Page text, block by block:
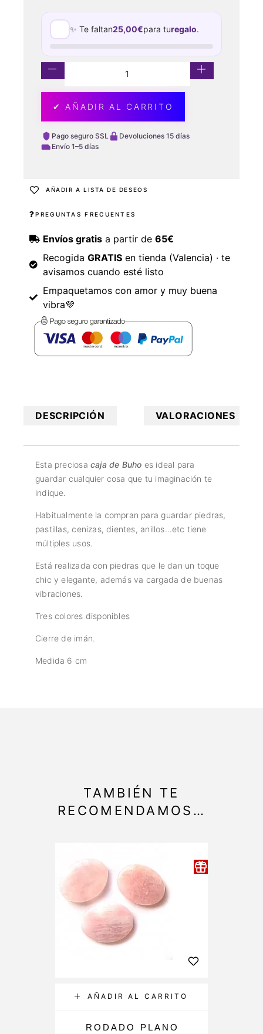
✨ Te faltan25,00€para turegalo.
✔ AÑADIR AL CARRITO
Pago seguro SSL
Devoluciones 15 días
Envío 1–5 días
AÑADIR A LISTA DE DESEOS
PREGUNTAS FRECUENTES
Envíos gratisa partir de 65€
Recogida GRATISen tienda (Valencia) · te
avisamos cuando esté listo
Empaquetamos con amor y muy buena
vibra💜
DESCRIPCIÓN VALORACIONES
Esta preciosa caja de Buho es ideal para
guardar cualquier cosa que tu imaginación te
indique.
Habitualmente la compran para guardar piedras,
pastillas, cenizas, dientes, anillos…etc tiene
múltiples usos.
Está realizada con piedras que le dan un toque
chic y elegante, además va cargada de buenas
vibraciones.
Tres colores disponibles
Cierre de imán.
Medida 6 cm
TAMBIÉN TE
RECOMENDAMOS…
AÑADIR AL CARRITO
RODADO PLANO